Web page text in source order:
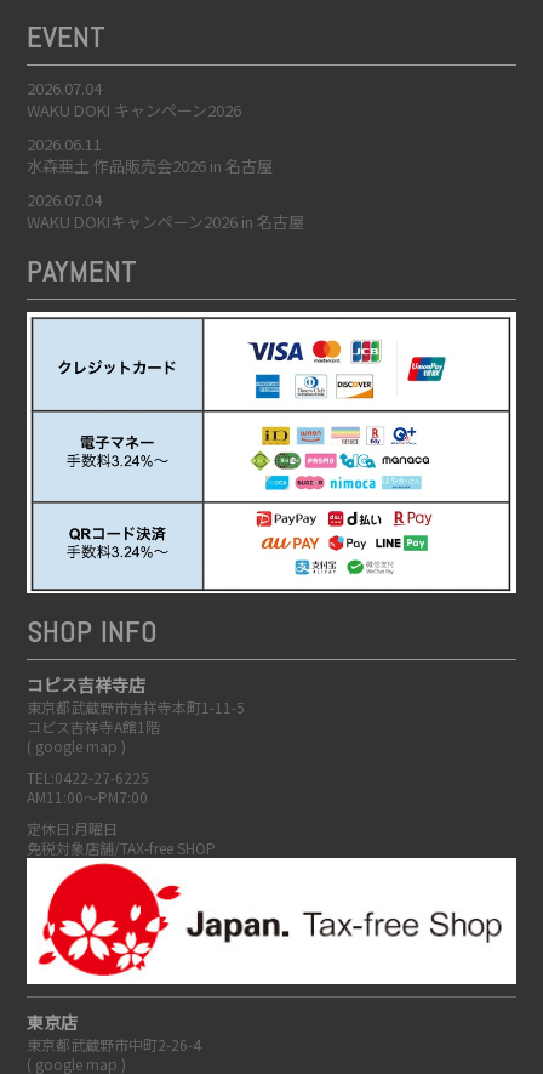
EVENT
2026.07.04
WAKU DOKI キャンペーン2026
2026.06.11
水森亜土 作品販売会2026 in 名古屋
2026.07.04
WAKU DOKIキャンペーン2026 in 名古屋
PAYMENT
SHOP INFO
コピス吉祥寺店
東京都武蔵野市吉祥寺本町1-11-5
コピス吉祥寺A館1階
( google map )
TEL:0422-27-6225
AM11:00～PM7:00
定休日:月曜日
免税対象店舗/TAX-free SHOP
東京店
東京都武蔵野市中町2-26-4
( google map )